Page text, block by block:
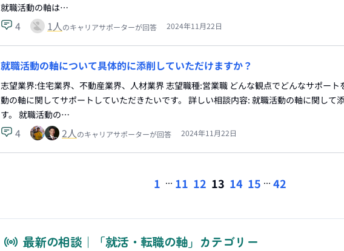
就職活動の軸は…
4 1人のキャリアサポーターが回答 2024年11月22日
就職活動の軸について具体的に添削していただけますか？
志望業界:住宅業界、不動産業界、人材業界 志望職種:営業職 どんな観点でどんなサポート
動の軸に関してサポートしていただきたいです。 詳しい相談内容: 就職活動の軸に関して
す。 就職活動の…
4 2人のキャリアサポーターが回答 2024年11月22日
1 ... 11 12 13 14 15 ... 42
最新の相談｜「就活・転職の軸」カテゴリー